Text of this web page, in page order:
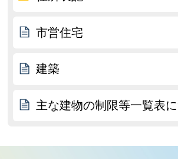
市営住宅
建築
主な建物の制限等一覧表